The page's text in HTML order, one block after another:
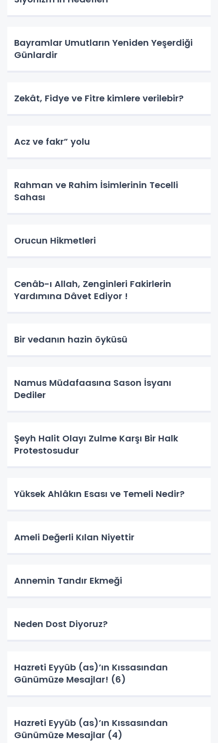
Bayramlar Umutların Yeniden Yeşerdiği
Günlardir
Zekât, Fidye ve Fitre kimlere verilebir?
Acz ve fakr” yolu
Rahman ve Rahim İsimlerinin Tecelli
Sahası
Orucun Hikmetleri
Cenâb-ı Allah, Zenginleri Fakirlerin
Yardımına Dâvet Ediyor !
Bir vedanın hazin öyküsü
Namus Müdafaasına Sason İsyanı
Dediler
Şeyh Halit Olayı Zulme Karşı Bir Halk
Protestosudur
Yüksek Ahlâkın Esası ve Temeli Nedir?
Ameli Değerli Kılan Niyettir
Annemin Tandır Ekmeği
Neden Dost Diyoruz?
Hazreti Eyyüb (as)’ın Kıssasından
Günümüze Mesajlar! (6)
Hazreti Eyyüb (as)’ın Kıssasından
Günümüze Mesajlar (4)